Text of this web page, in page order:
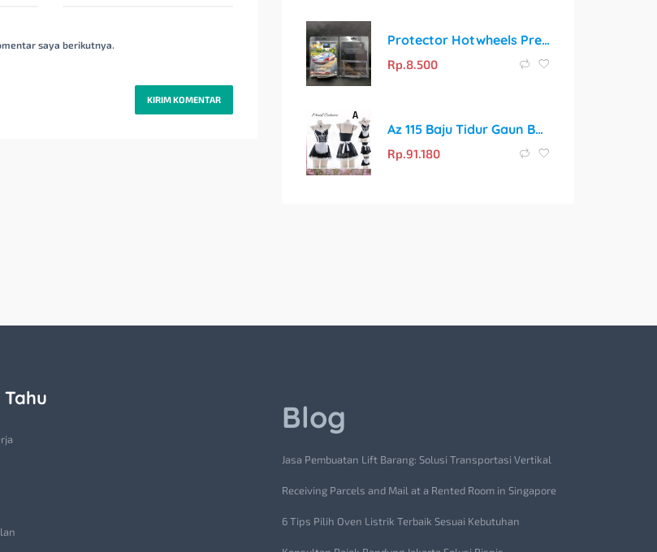
saya berikutnya. Protector Hotwheels Premium Series Platinum Dash-Z
Rp. 8.500
Az 115 Baju Tidur Gaun Bahan Spandex Pita Putih Cosplay Maid Kostum Pelayan M-4XL
Rp. 91.180
Blog
Jasa Pembuatan Lift Barang: Solusi Transportasi Vertikal
Receiving Parcels and Mail at a Rented Room in Singapore
6 Tips Pilih Oven Listrik Terbaik Sesuai Kebutuhan